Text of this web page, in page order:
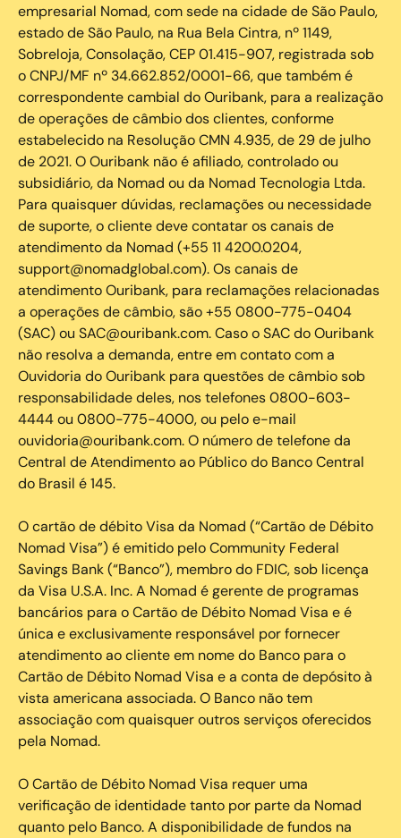
empresarial Nomad, com sede na cidade de São Paulo,
estado de São Paulo, na Rua Bela Cintra, nº 1149,
Sobreloja, Consolação, CEP 01.415-907, registrada sob
o CNPJ/MF nº 34.662.852/0001-66, que também é
correspondente cambial do Ouribank, para a realização
de operações de câmbio dos clientes, conforme
estabelecido na Resolução CMN 4.935, de 29 de julho
de 2021. O Ouribank não é afiliado, controlado ou
subsidiário, da Nomad ou da Nomad Tecnologia Ltda.
Para quaisquer dúvidas, reclamações ou necessidade
de suporte, o cliente deve contatar os canais de
atendimento da Nomad (+55 11 4200.0204,
support@nomadglobal.com). Os canais de
atendimento Ouribank, para reclamações relacionadas
a operações de câmbio, são +55 0800-775-0404
(SAC) ou SAC@ouribank.com. Caso o SAC do Ouribank
não resolva a demanda, entre em contato com a
Ouvidoria do Ouribank para questões de câmbio sob
responsabilidade deles, nos telefones 0800-603-
4444 ou 0800-775-4000, ou pelo e-mail
ouvidoria@ouribank.com. O número de telefone da
Central de Atendimento ao Público do Banco Central
do Brasil é 145.
O cartão de débito Visa da Nomad (“Cartão de Débito
Nomad Visa”) é emitido pelo Community Federal
Savings Bank (“Banco”), membro do FDIC, sob licença
da Visa U.S.A. Inc. A Nomad é gerente de programas
bancários para o Cartão de Débito Nomad Visa e é
única e exclusivamente responsável por fornecer
atendimento ao cliente em nome do Banco para o
Cartão de Débito Nomad Visa e a conta de depósito à
vista americana associada. O Banco não tem
associação com quaisquer outros serviços oferecidos
pela Nomad.
O Cartão de Débito Nomad Visa requer uma
verificação de identidade tanto por parte da Nomad
quanto pelo Banco. A disponibilidade de fundos na